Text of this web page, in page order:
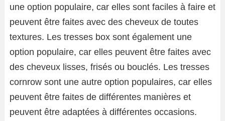
une option populaire, car elles sont faciles à faire et
peuvent être faites avec des cheveux de toutes
textures. Les tresses box sont également une
option populaire, car elles peuvent être faites avec
des cheveux lisses, frisés ou bouclés. Les tresses
cornrow sont une autre option populaires, car elles
peuvent être faites de différentes manières et
peuvent être adaptées à différentes occasions.